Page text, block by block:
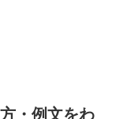
・例文をわ